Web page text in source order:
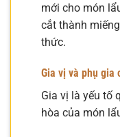
mới cho món
cắt thành
thức.
Gia vị và phụ gia
Gia vị là yếu tố
hòa của món